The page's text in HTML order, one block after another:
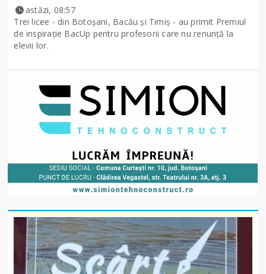
astăzi, 08:57
Trei licee - din Botoșani, Bacău și Timiș - au primit Premiul
de inspirație BacUp pentru profesorii care nu renunță la
elevii lor.